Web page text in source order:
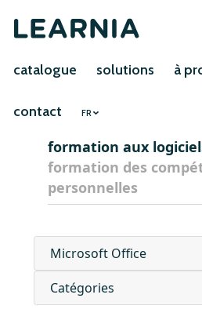
catalogue solutions à
contact FR
formation aux
formation des
personnelles